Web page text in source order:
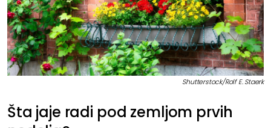
Shutterstock/Rolf E. Staerk
Šta jaje radi pod zemljom prvih